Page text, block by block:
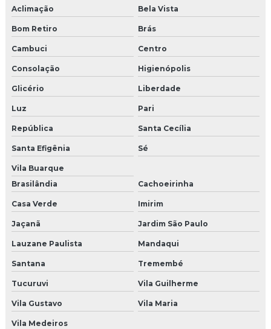
Camisetas personalizadas para eventos
Camisetas promocionais para eventos
Casting para feiras
Confecção de uniformes para feiras e eventos
Empresas de marketing promocional
Modelos para eventos em sp
Papai noel para eventos
Papai noel para eventos sp
Recepcionistas para eventos corporativos
Soluções para ponto de venda
Cenografia para congressos sp
Brindes para o dia das mães preço
Aclimação Bela Vista
Bom Retiro Brás
Cambuci Centro
Consolação Higienópolis
Glicério Liberdade
Luz Pari
República Santa Cecília
Santa Efigênia Sé
Vila Buarque
Brasilândia
Cachoeirinha
Casa Verde Imirim
Jaçanã Jardim São Paulo
Lauzane Paulista Mandaqui
Santana Tremembé
Tucuruvi Vila Guilherme
Vila Gustavo Vila Maria
Vila Medeiros